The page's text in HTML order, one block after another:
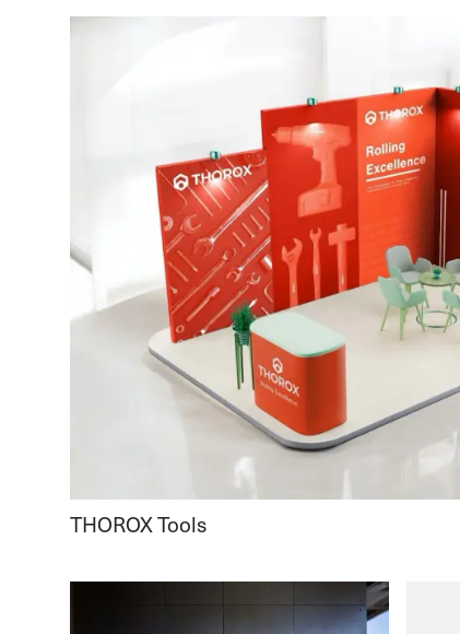
THOROX Tools